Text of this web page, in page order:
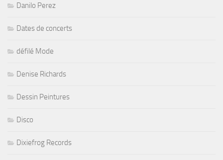
Danilo Perez
Dates de concerts
défilé Mode
Denise Richards
Dessin Peintures
Disco
Dixiefrog Records